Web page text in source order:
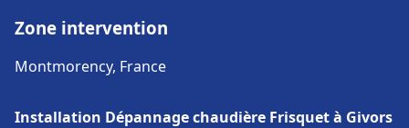
Zone intervention
Montmorency, France
Installation Dépannage chaudière Frisquet à Givors